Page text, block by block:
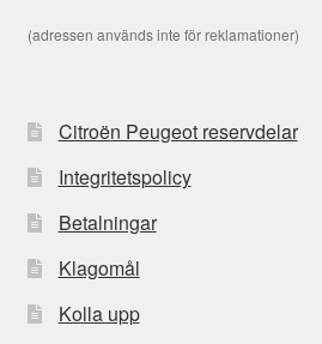
(adressen används inte för reklamationer)
Citroën Peugeot reservdelar
Integritetspolicy
Betalningar
Klagomål
Kolla upp